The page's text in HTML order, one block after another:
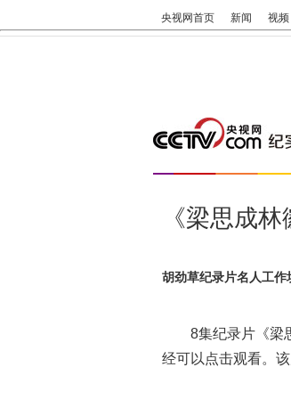
央视网首页 新闻 视频
《梁思成
胡劲草纪录片名人工作
8集纪录片《梁思
经可以点击观看。